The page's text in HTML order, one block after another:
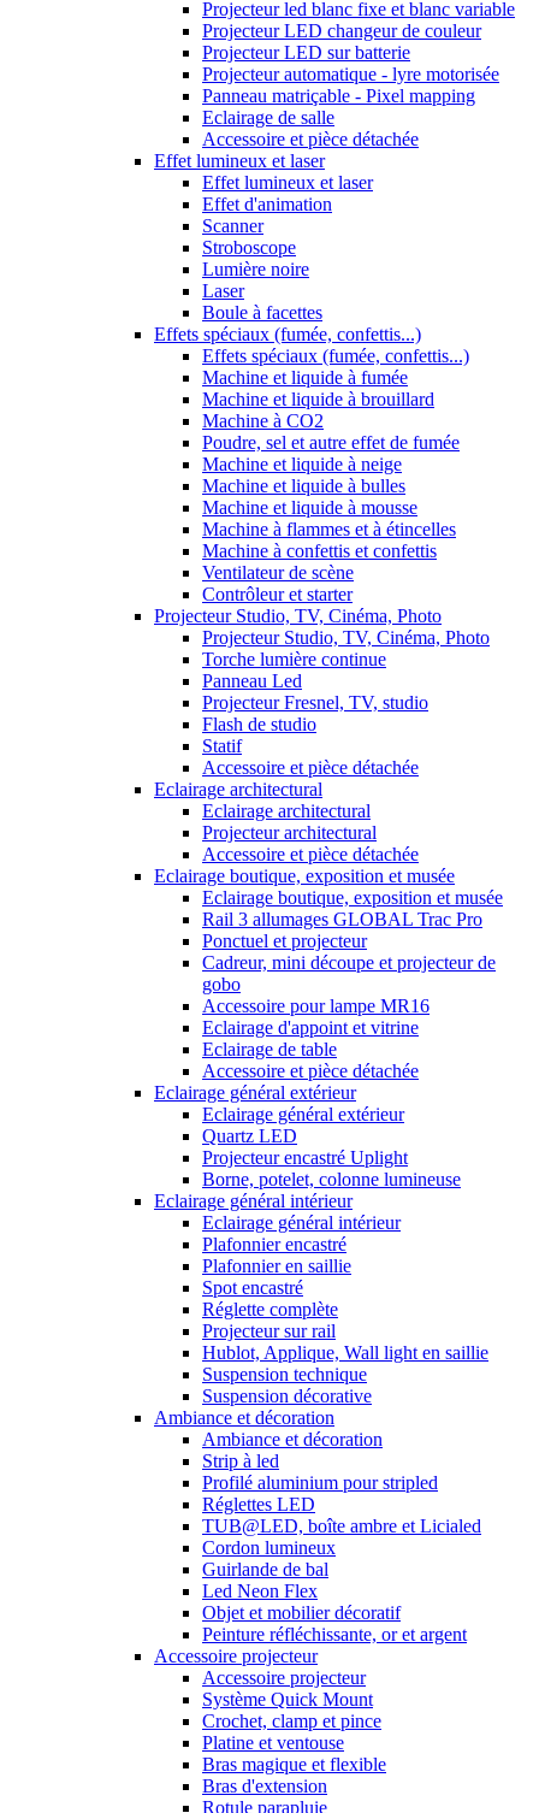
Projecteur led blanc fixe et blanc variable
Projecteur LED changeur de couleur
Projecteur LED sur batterie
Projecteur automatique - lyre motorisée
Panneau matriçable - Pixel mapping
Eclairage de salle
Accessoire et pièce détachée
Effet lumineux et laser
Effet lumineux et laser
Effet d'animation
Scanner
Stroboscope
Lumière noire
Laser
Boule à facettes
Effets spéciaux (fumée, confettis...)
Effets spéciaux (fumée, confettis...)
Machine et liquide à fumée
Machine et liquide à brouillard
Machine à CO2
Poudre, sel et autre effet de fumée
Machine et liquide à neige
Machine et liquide à bulles
Machine et liquide à mousse
Machine à flammes et à étincelles
Machine à confettis et confettis
Ventilateur de scène
Contrôleur et starter
Projecteur Studio, TV, Cinéma, Photo
Projecteur Studio, TV, Cinéma, Photo
Torche lumière continue
Panneau Led
Projecteur Fresnel, TV, studio
Flash de studio
Statif
Accessoire et pièce détachée
Eclairage architectural
Eclairage architectural
Projecteur architectural
Accessoire et pièce détachée
Eclairage boutique, exposition et musée
Eclairage boutique, exposition et musée
Rail 3 allumages GLOBAL Trac Pro
Ponctuel et projecteur
Cadreur, mini découpe et projecteur de
gobo
Accessoire pour lampe MR16
Eclairage d'appoint et vitrine
Eclairage de table
Accessoire et pièce détachée
Eclairage général extérieur
Eclairage général extérieur
Quartz LED
Projecteur encastré Uplight
Borne, potelet, colonne lumineuse
Eclairage général intérieur
Eclairage général intérieur
Plafonnier encastré
Plafonnier en saillie
Spot encastré
Réglette complète
Projecteur sur rail
Hublot, Applique, Wall light en saillie
Suspension technique
Suspension décorative
Ambiance et décoration
Ambiance et décoration
Strip à led
Profilé aluminium pour stripled
Réglettes LED
TUB@LED, boîte ambre et Licialed
Cordon lumineux
Guirlande de bal
Led Neon Flex
Objet et mobilier décoratif
Peinture réfléchissante, or et argent
Accessoire projecteur
Accessoire projecteur
Système Quick Mount
Crochet, clamp et pince
Platine et ventouse
Bras magique et flexible
Bras d'extension
Rotule parapluie